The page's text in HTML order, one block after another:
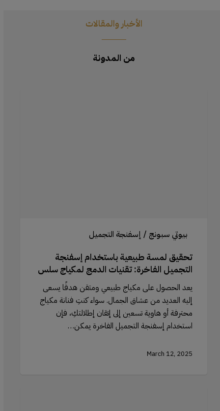
الأخبار والمقالات
من المدونة
بيوتي سبونج / إسفنجة التجميل
تحقيق لمسة طبيعية باستخدام إسفنجة
التجميل الفاخرة: تقنيات الدمج لمكياج سلس
يعد الحصول على مكياج طبيعي ومتقن هدفًا يسعى
إليه العديد من عشاق الجمال. سواء كنتِ فنانة مكياج
محترفة أو هاوية تسعين إلى إتقان إطلالتكِ، فإن
استخدام إسفنجة التجميل الفاخرة يمكن…
March 12, 2025